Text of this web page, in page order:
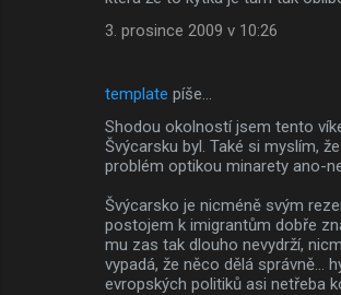
3. prosince 2009 v 10:26
template píše…
Shodou okolností jsem tento
Švýcarsku byl. Také si myslím,
problém optikou minarety ano-
Švýcarsko je nicméně svým
postojem k imigrantům dobře
mu zas tak dlouho nevydrží,
vypadá, že něco dělá správně...
evropských politiků asi netřeba